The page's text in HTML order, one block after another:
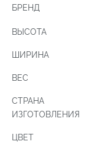
БРЕНД
ВЫСОТА
ШИРИНА
ВЕС
СТРАНА
ИЗГОТОВЛЕНИЯ
ЦВЕТ